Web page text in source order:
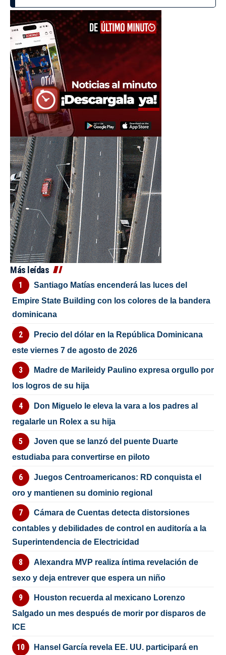
Más leídas
Santiago Matías encenderá las luces del
Empire State Building con los colores de la bandera
dominicana
Precio del dólar en la República Dominicana
este viernes 7 de agosto de 2026
Madre de Marileidy Paulino expresa orgullo por
los logros de su hija
Don Miguelo le eleva la vara a los padres al
regalarle un Rolex a su hija
Joven que se lanzó del puente Duarte
estudiaba para convertirse en piloto
Juegos Centroamericanos: RD conquista el
oro y mantienen su dominio regional
Cámara de Cuentas detecta distorsiones
contables y debilidades de control en auditoría a la
Superintendencia de Electricidad
Alexandra MVP realiza íntima revelación de
sexo y deja entrever que espera un niño
Houston recuerda al mexicano Lorenzo
Salgado un mes después de morir por disparos de
ICE
Hansel García revela EE. UU. participará en